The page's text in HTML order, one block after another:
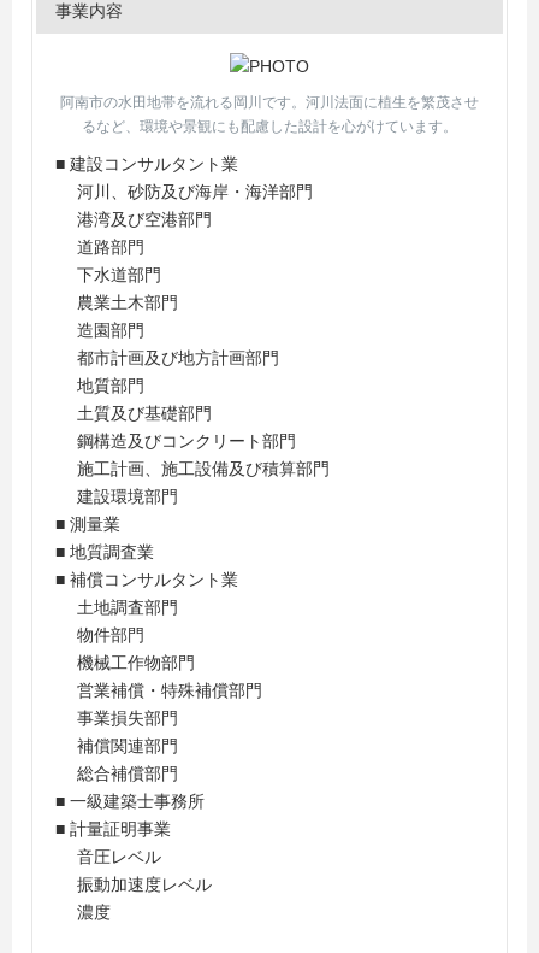
事業内容
阿南市の水田地帯を流れる岡川です。河川法面に植生を繁茂させ
るなど、環境や景観にも配慮した設計を心がけています。
■ 建設コンサルタント業
河川、砂防及び海岸・海洋部門
港湾及び空港部門
道路部門
下水道部門
農業土木部門
造園部門
都市計画及び地方計画部門
地質部門
土質及び基礎部門
鋼構造及びコンクリート部門
施工計画、施工設備及び積算部門
建設環境部門
■ 測量業
■ 地質調査業
■ 補償コンサルタント業
土地調査部門
物件部門
機械工作物部門
営業補償・特殊補償部門
事業損失部門
補償関連部門
総合補償部門
■ 一級建築士事務所
■ 計量証明事業
音圧レベル
振動加速度レベル
濃度